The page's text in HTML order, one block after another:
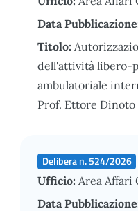
Data
Titolo:
dell'attività libero-
ambulatoriale
Prof. Ettore Dinoto
Delibera n. 524/2026
Ufficio: Area Affari
Data